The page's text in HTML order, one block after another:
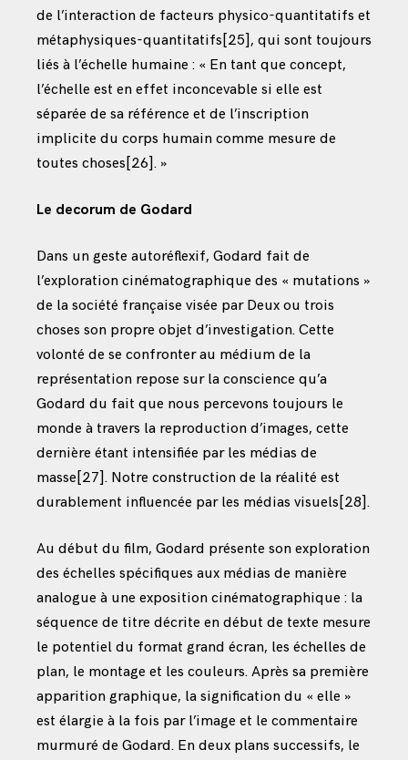
de l’interaction de facteurs physico-quantitatifs et
métaphysiques-quantitatifs [25] , qui sont toujours
liés à l’échelle humaine : « En tant que concept,
l’échelle est en effet inconcevable si elle est
séparée de sa référence et de l’inscription
implicite du corps humain comme mesure de
toutes choses [26]. »
Le decorum de Godard
Dans un geste autoréflexif, Godard fait de
l’exploration cinématographique des « mutations »
de la société française visée par Deux ou trois
choses son propre objet d’investigation. Cette
volonté de se confronter au médium de la
représentation repose sur la conscience qu’a
Godard du fait que nous percevons toujours le
monde à travers la reproduction d’images, cette
dernière étant intensifiée par les médias de
masse [27]. Notre construction de la réalité est
durablement influencée par les médias visuels [28].
Au début du film, Godard présente son exploration
des échelles spécifiques aux médias de manière
analogue à une exposition cinématographique : la
séquence de titre décrite en début de texte mesure
le potentiel du format grand écran, les échelles de
plan, le montage et les couleurs. Après sa première
apparition graphique, la signification du « elle »
est élargie à la fois par l’image et le commentaire
murmuré de Godard. En deux plans successifs, le